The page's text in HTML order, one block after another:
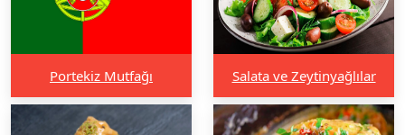
Portekiz Mutfağı Salata ve Zeytinyağlılar